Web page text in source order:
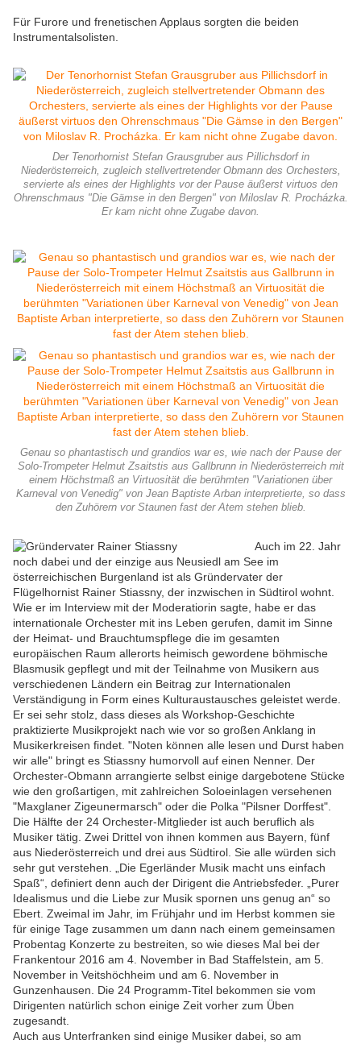
Für Furore und frenetischen Applaus sorgten die beiden
Instrumentalsolisten.
Der Tenorhornist Stefan Grausgruber aus Pillichsdorf in
Niederösterreich, zugleich stellvertretender Obmann des Orchesters,
servierte als eines der Highlights vor der Pause äußerst virtuos den
Ohrenschmaus "Die Gämse in den Bergen" von Miloslav R. Procházka.
Er kam nicht ohne Zugabe davon.
Genau so phantastisch und grandios war es, wie nach der Pause der
Solo-Trompeter Helmut Zsaitstis aus Gallbrunn in Niederösterreich mit
einem Höchstmaß an Virtuosität die berühmten "Variationen über
Karneval von Venedig" von Jean Baptiste Arban interpretierte, so dass
den Zuhörern vor Staunen fast der Atem stehen blieb.
Auch im 22. Jahr
noch dabei und der einzige aus Neusiedl am See im
österreichischen Burgenland ist als Gründervater der
Flügelhornist Rainer Stiassny, der inzwischen in Südtirol wohnt.
Wie er im Interview mit der Moderatiorin sagte, habe er das
internationale Orchester mit ins Leben gerufen, damit im Sinne
der Heimat- und Brauchtumspflege die im gesamten
europäischen Raum allerorts heimisch gewordene böhmische
Blasmusik gepflegt und mit der Teilnahme von Musikern aus
verschiedenen Ländern ein Beitrag zur Internationalen
Verständigung in Form eines Kulturaustausches geleistet werde.
Er sei sehr stolz, dass dieses als Workshop-Geschichte
praktizierte Musikprojekt nach wie vor so großen Anklang in
Musikerkreisen findet. "Noten können alle lesen und Durst haben
wir alle" bringt es Stiassny humorvoll auf einen Nenner. Der
Orchester-Obmann arrangierte selbst einige dargebotene Stücke
wie den großartigen, mit zahlreichen Soloeinlagen versehenen
"Maxglaner Zigeunermarsch" oder die Polka "Pilsner Dorffest".
Die Hälfte der 24 Orchester-Mitglieder ist auch beruflich als
Musiker tätig. Zwei Drittel von ihnen kommen aus Bayern, fünf
aus Niederösterreich und drei aus Südtirol. Sie alle würden sich
sehr gut verstehen. „Die Egerländer Musik macht uns einfach
Spaß“, definiert denn auch der Dirigent die Antriebsfeder. „Purer
Idealismus und die Liebe zur Musik spornen uns genug an“ so
Ebert. Zweimal im Jahr, im Frühjahr und im Herbst kommen sie
für einige Tage zusammen um dann nach einem gemeinsamen
Probentag Konzerte zu bestreiten, so wie dieses Mal bei der
Frankentour 2016 am 4. November in Bad Staffelstein, am 5.
November in Veitshöchheim und am 6. November in
Gunzenhausen. Die 24 Programm-Titel bekommen sie vom
Dirigenten natürlich schon einige Zeit vorher zum Üben
zugesandt.
Auch aus Unterfranken sind einige Musiker dabei, so am